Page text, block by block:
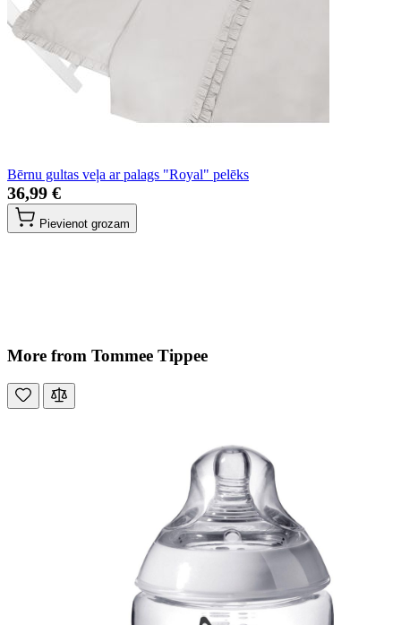
Bērnu gultas veļa ar palags "Royal" pelēks
36,99 €
Pievienot grozam
More from Tommee Tippee